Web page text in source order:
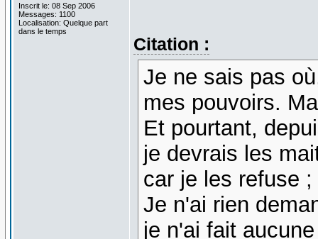
Inscrit le: 08 Sep 2006
Messages: 1100
Localisation: Quelque part
dans le temps
Citation :
Je ne sais pas
mes pouvoirs.
Et pourtant,
je devrais les
car je les refuse
Je n'ai rien
je n'ai fait